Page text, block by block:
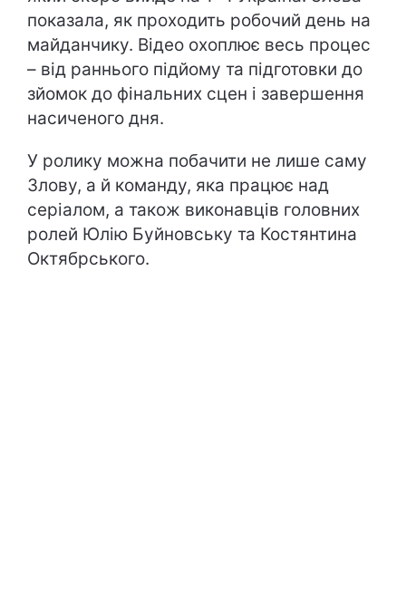
показала, як проходить робочий день на
майданчику. Відео охоплює весь процес
– від раннього підйому та підготовки до
зйомок до фінальних сцен і завершення
насиченого дня.
У ролику можна побачити не лише саму
Злову, а й команду, яка працює над
серіалом, а також виконавців головних
ролей Юлію Буйновську та Костянтина
Октябрського.